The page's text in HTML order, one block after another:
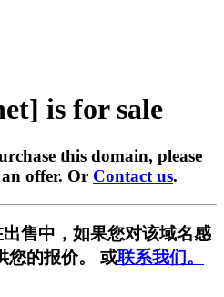
is for sale
this domain, please
offer. Or Contact us.
售中，如果您对该域名感
您的报价。 或联系我们。